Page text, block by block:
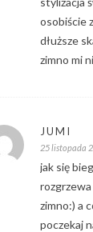
osobiście
dłuższe
zimno mi
JUMI
25 listopada
jak się
zimno:) a
poczekaj